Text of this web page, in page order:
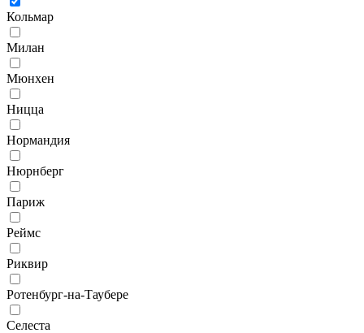
Кольмар
Милан
Мюнхен
Ницца
Нормандия
Нюрнберг
Париж
Реймс
Риквир
Ротенбург-на-Таубере
Селеста